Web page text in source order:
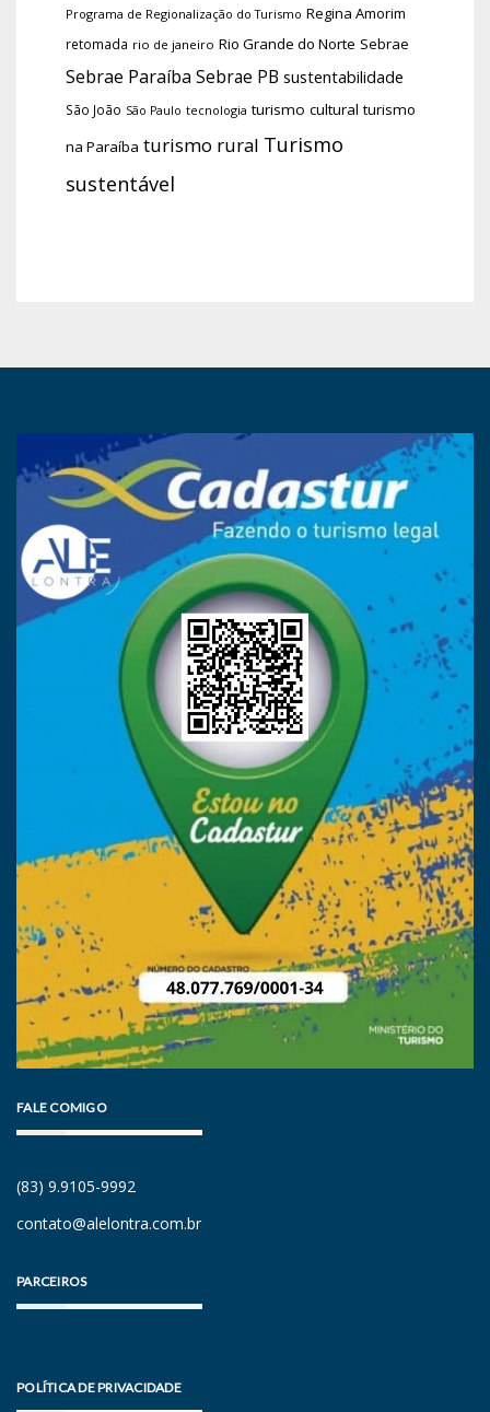
Programa de Regionalização do Turismo Regina Amorim
retomada rio de janeiro Rio Grande do Norte Sebrae
Sebrae Paraíba Sebrae PB sustentabilidade
São João São Paulo tecnologia turismo cultural turismo
na Paraíba turismo rural Turismo
sustentável
FALE COMIGO
(83) 9.9105-9992
contato@alelontra.com.br
PARCEIROS
POLÍTICA DE PRIVACIDADE